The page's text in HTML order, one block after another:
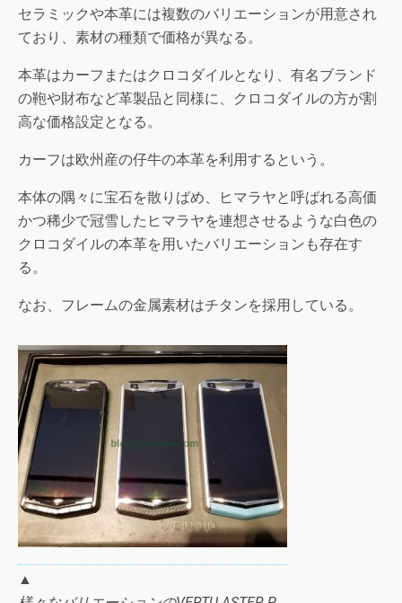
セラミックや本革には複数のバリエーションが用意され
ており、素材の種類で価格が異なる。
本革はカーフまたはクロコダイルとなり、有名ブランド
の鞄や財布など革製品と同様に、クロコダイルの方が割
高な価格設定となる。
カーフは欧州産の仔牛の本革を利用するという。
本体の隅々に宝石を散りばめ、ヒマラヤと呼ばれる高価
かつ稀少で冠雪したヒマラヤを連想させるような白色の
クロコダイルの本革を用いたバリエーションも存在す
る。
なお、フレームの金属素材はチタンを採用している。
▲